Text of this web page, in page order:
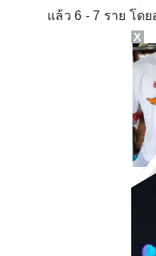
แล้ว 6 - 7 ราย โด
X